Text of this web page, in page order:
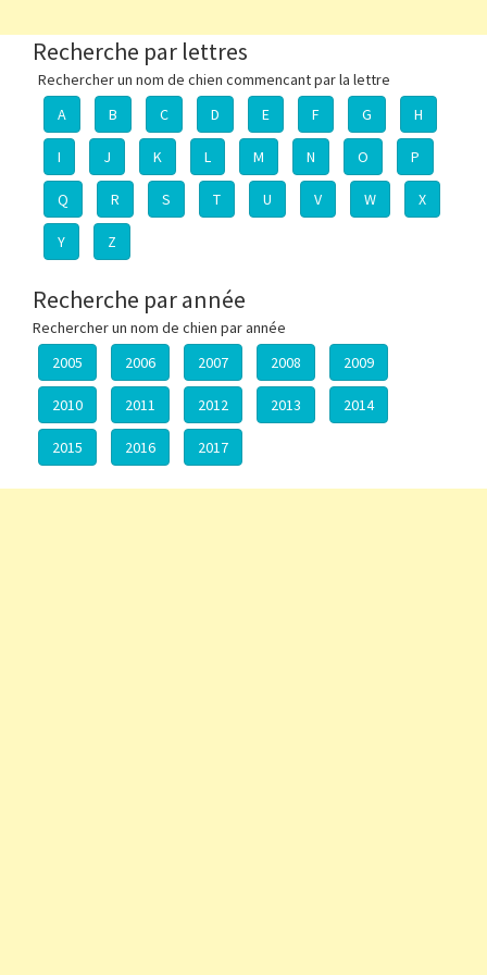
Recherche par lettres
Rechercher un nom de chien commencant par la lettre
A
B C D E F G H
I J K L M N O P
Q R S T U V W X
Y Z
Recherche par année
Rechercher un nom de chien par année
2005
2006 2007 2008 2009
2010 2011 2012 2013 2014
2015 2016 2017